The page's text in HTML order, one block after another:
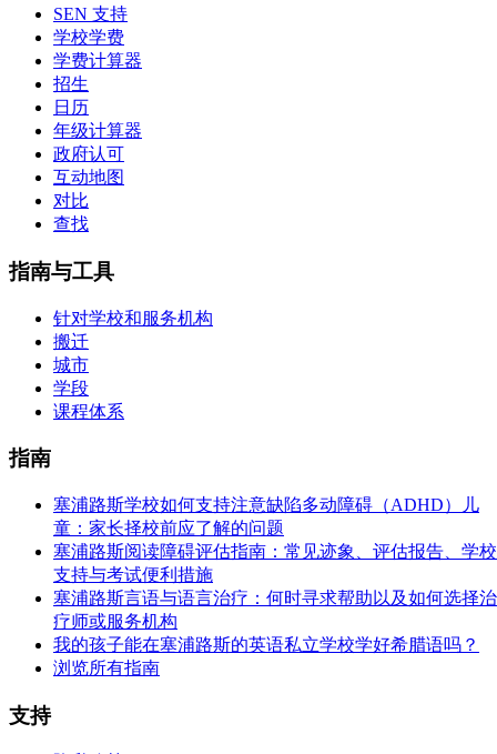
SEN 支持
学校学费
学费计算器
招生
日历
年级计算器
政府认可
互动地图
对比
查找
指南与工具
针对学校和服务机构
搬迁
城市
学段
课程体系
指南
塞浦路斯学校如何支持注意缺陷多动障碍（ADHD）儿
童：家长择校前应了解的问题
塞浦路斯阅读障碍评估指南：常见迹象、评估报告、学校
支持与考试便利措施
塞浦路斯言语与语言治疗：何时寻求帮助以及如何选择治
疗师或服务机构
我的孩子能在塞浦路斯的英语私立学校学好希腊语吗？
浏览所有指南
支持